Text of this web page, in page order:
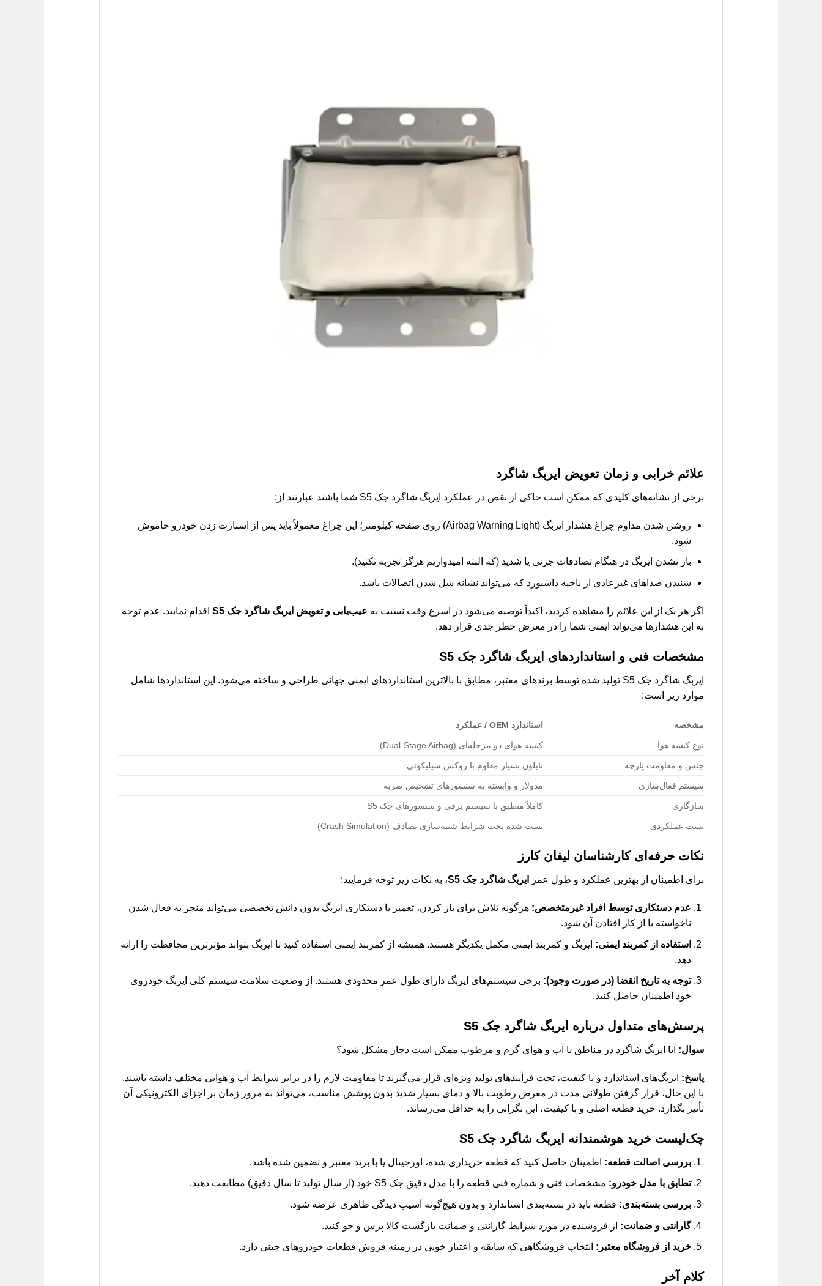
علائم خرابی و زمان تعویض ایربگ شاگرد
برخی از نشانه‌های کلیدی که ممکن است حاکی از نقص در عملکرد ایربگ شاگرد جک S5 شما باشند عبارتند از:
روشن شدن مداوم چراغ هشدار ایربگ (Airbag Warning Light) روی صفحه کیلومتر؛ این چراغ معمولاً باید پس از استارت زدن خودرو خاموش
شود.
باز نشدن ایربگ در هنگام تصادفات جزئی یا شدید (که البته امیدواریم هرگز تجربه نکنید).
شنیدن صداهای غیرعادی از ناحیه داشبورد که می‌تواند نشانه شل شدن اتصالات باشد.
اگر هر یک از این علائم را مشاهده کردید، اکیداً توصیه می‌شود در اسرع وقت نسبت به عیب‌یابی و تعویض ایربگ شاگرد جک S5
اقدام نمایید. عدم توجه
به این هشدارها می‌تواند ایمنی شما را در معرض خطر جدی قرار دهد.
مشخصات فنی و استانداردهای ایربگ شاگرد جک S5
ایربگ شاگرد جک S5 تولید شده توسط برندهای معتبر، مطابق با بالاترین استانداردهای ایمنی جهانی طراحی و ساخته می‌شود. این استانداردها شامل
موارد زیر است:
مشخصه استاندارد OEM / عملکرد
نوع کیسه هوا کیسه هوای دو مرحله‌ای (Dual-Stage Airbag)
جنس و مقاومت پارچه نایلون بسیار مقاوم با روکش سیلیکونی
سیستم فعال‌سازی مدولار و وابسته به سنسورهای تشخیص ضربه
سازگاری کاملاً منطبق با سیستم برقی و سنسورهای جک S5
تست عملکردی تست شده تحت شرایط شبیه‌سازی تصادف (Crash Simulation)
نکات حرفه‌ای کارشناسان لیفان کارز
برای اطمینان از بهترین عملکرد و طول عمر ایربگ شاگرد جک S5 ، به نکات زیر توجه فرمایید:
عدم دستکاری توسط افراد غیرمتخصص: هرگونه تلاش برای باز کردن، تعمیر یا دستکاری ایربگ بدون دانش تخصصی می‌تواند منجر به فعال شدن
ناخواسته یا از کار افتادن آن شود.
استفاده از کمربند ایمنی: ایربگ و کمربند ایمنی مکمل یکدیگر هستند. همیشه از کمربند ایمنی استفاده کنید تا ایربگ بتواند مؤثرترین محافظت را ارائه
دهد.
توجه به تاریخ انقضا (در صورت وجود): برخی سیستم‌های ایربگ دارای طول عمر محدودی هستند. از وضعیت سلامت سیستم کلی ایربگ خودروی
خود اطمینان حاصل کنید.
پرسش‌های متداول درباره ایربگ شاگرد جک S5
سوال: آیا ایربگ شاگرد در مناطق با آب و هوای گرم و مرطوب ممکن است دچار مشکل شود؟
پاسخ: ایربگ‌های استاندارد و با کیفیت، تحت فرآیندهای تولید ویژه‌ای قرار می‌گیرند تا مقاومت لازم را در برابر شرایط آب و هوایی مختلف داشته باشند.
با این حال، قرار گرفتن طولانی مدت در معرض رطوبت بالا و دمای بسیار شدید بدون پوشش مناسب، می‌تواند به مرور زمان بر اجزای الکترونیکی آن
تأثیر بگذارد. خرید قطعه اصلی و با کیفیت، این نگرانی را به حداقل می‌رساند.
چک‌لیست خرید هوشمندانه ایربگ شاگرد جک S5
بررسی اصالت قطعه: اطمینان حاصل کنید که قطعه خریداری شده، اورجینال یا با برند معتبر و تضمین شده باشد.
تطابق با مدل خودرو: مشخصات فنی و شماره فنی قطعه را با مدل دقیق جک S5 خود (از سال تولید تا سال دقیق) مطابقت دهید.
بررسی بسته‌بندی: قطعه باید در بسته‌بندی استاندارد و بدون هیچ‌گونه آسیب دیدگی ظاهری عرضه شود.
گارانتی و ضمانت: از فروشنده در مورد شرایط گارانتی و ضمانت بازگشت کالا پرس و جو کنید.
خرید از فروشگاه معتبر: انتخاب فروشگاهی که سابقه و اعتبار خوبی در زمینه فروش قطعات خودروهای چینی دارد.
کلام آخر